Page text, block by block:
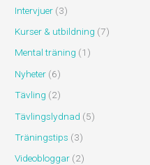
Intervjuer (3)
Kurser & utbildning (7)
Mental träning (1)
Nyheter (6)
Tävling (2)
Tävlingslydnad (5)
Träningstips (3)
Videobloggar (2)